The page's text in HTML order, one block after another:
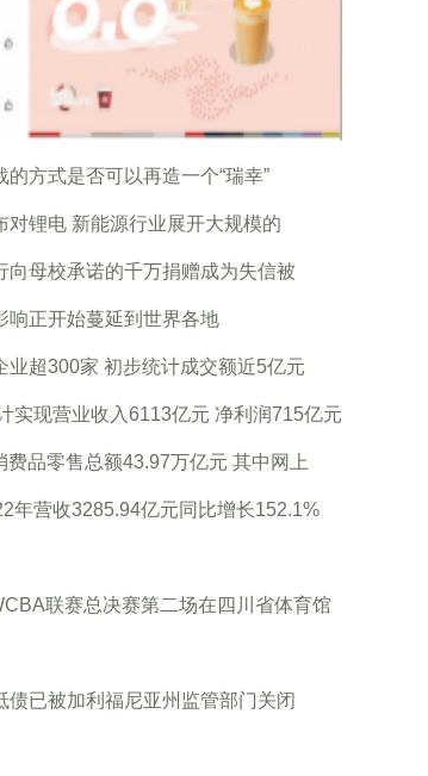
的方式是否可以再造一个“瑞幸”
对锂电 新能源行业展开大规模的
向母校承诺的千万捐赠成为失信被
响正开始蔓延到世界各地
业超300家 初步统计成交额近5亿元
实现营业收入6113亿元 净利润715亿元
费品零售总额43.97万亿元 其中网上
年营收3285.94亿元同比增长152.1%
联赛总决赛第二场在四川省体育馆
债已被加利福尼亚州监管部门关闭